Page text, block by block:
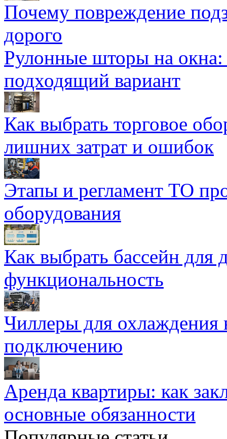
Почему повреждение
дорого
Рулонные шторы на
подходящий вариант
Как выбрать торговое
лишних затрат и ошибок
Этапы и регламент ТО
оборудования
Как выбрать бассейн для
функциональность
Чиллеры для охлаждения
подключению
Аренда квартиры: как
основные обязанности